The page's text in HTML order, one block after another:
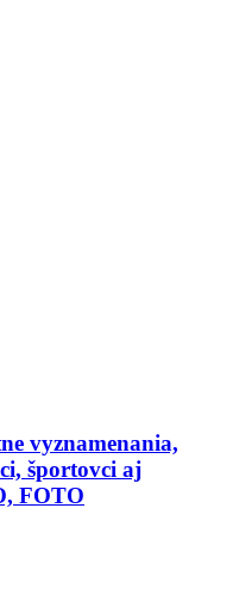
vyznamenania,
športovci aj
FOTO